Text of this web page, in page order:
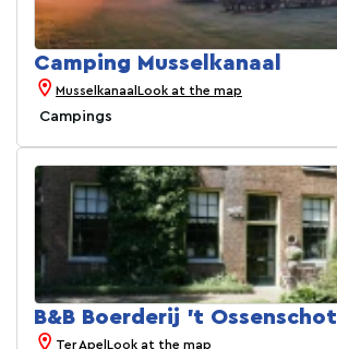
Camping Musselkanaal
Musselkanaal Look at the map
Campings
B&B Boerderij 't Ossenschot
Ter Apel Look at the map